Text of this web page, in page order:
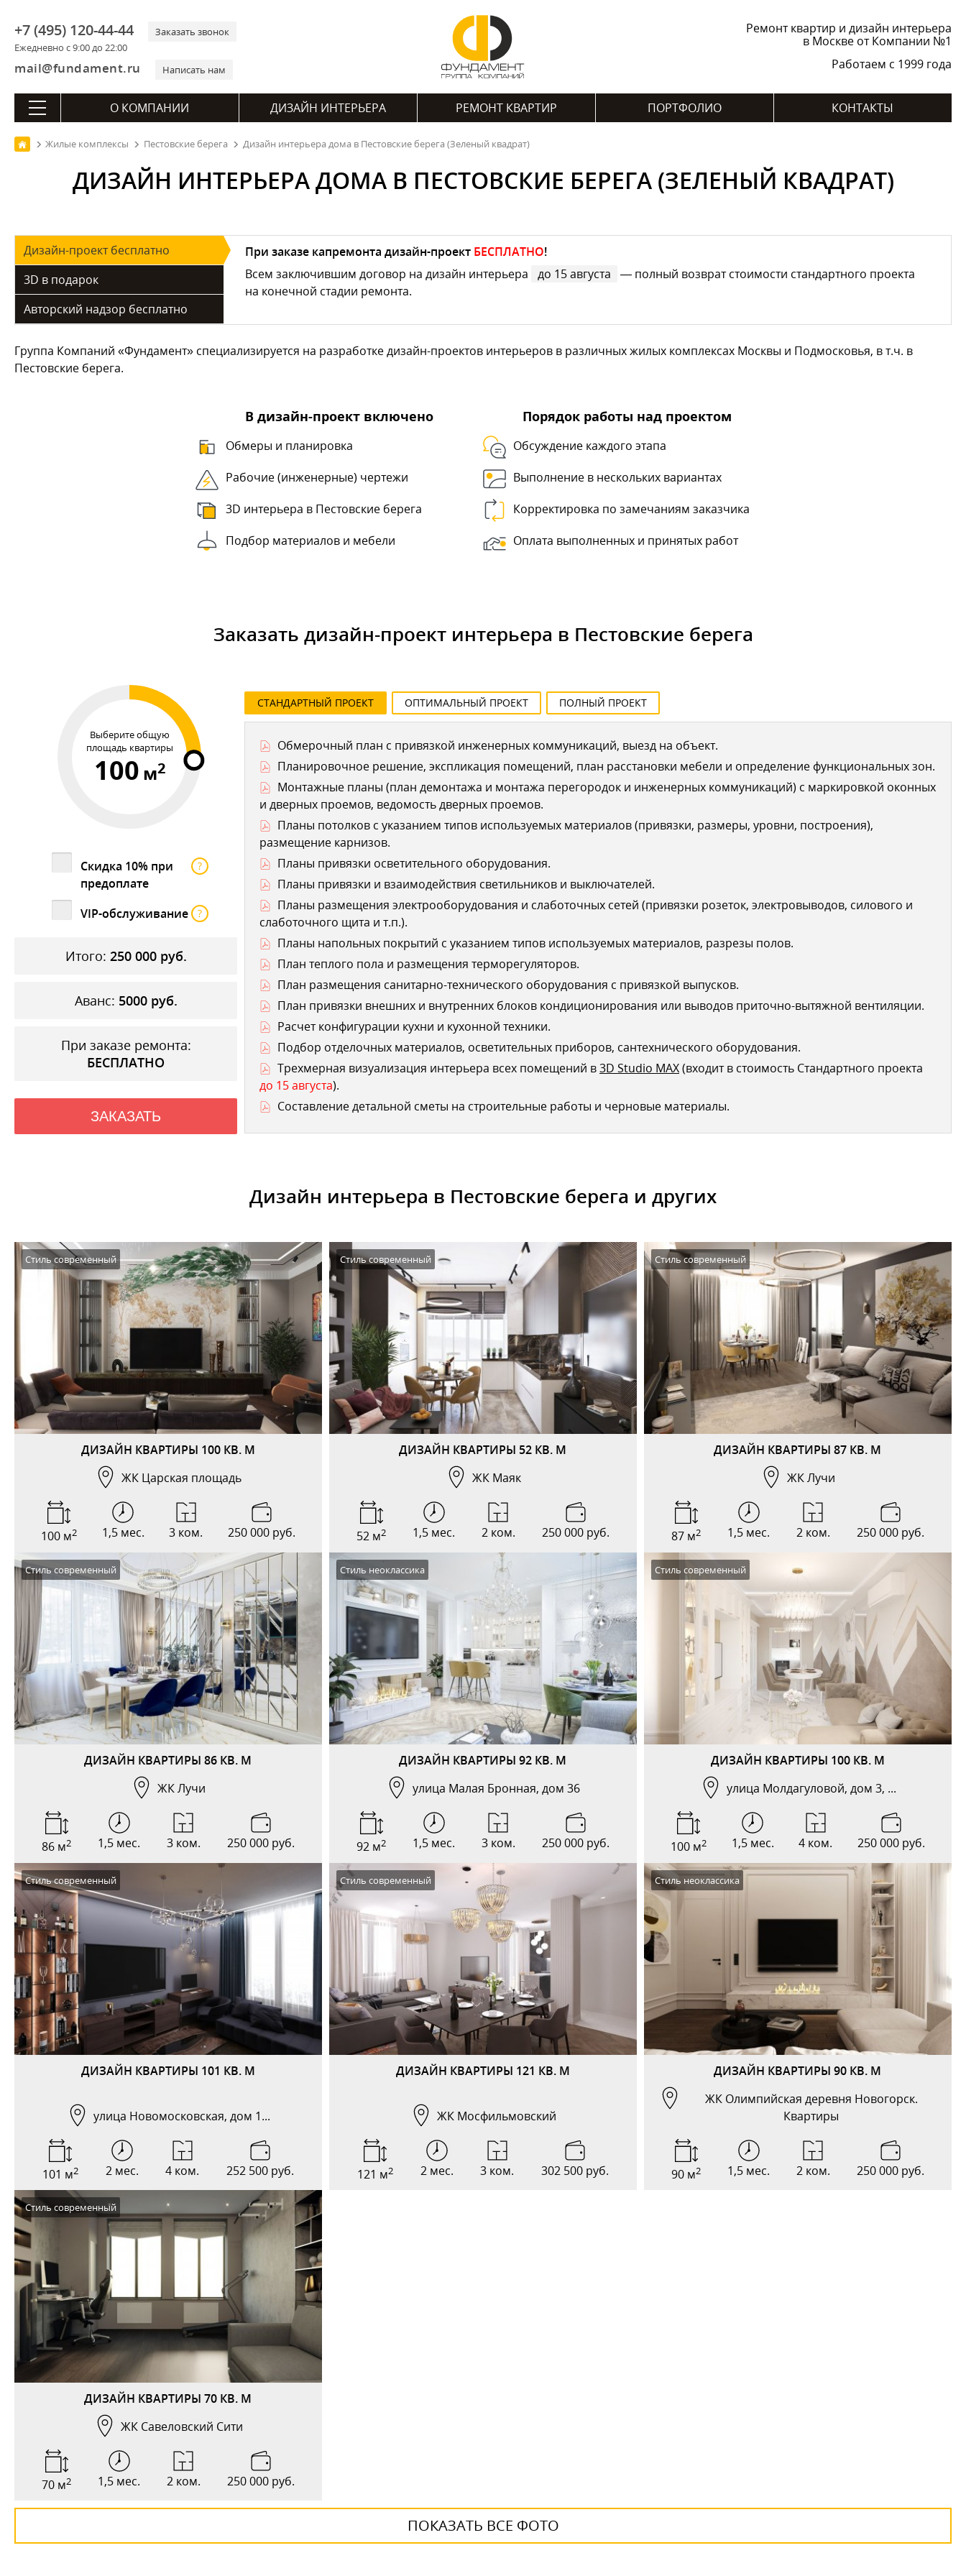
+7 (495) 120-44-44
Ежедневно с 9:00 до 22:00
Заказать звонок
mail@fundament.ru Написать нам
Ремонт квартир и дизайн интерьера
в Москве от Компании №1
Работаем с 1999 года
О КОМПАНИИ ДИЗАЙН ИНТЕРЬЕРА РЕМОНТ КВАРТИР ПОРТФОЛИО КОНТАКТЫ
Жилые комплексы Пестовские берега Дизайн интерьера дома в Пестовские берега (Зеленый квадрат)
ДИЗАЙН ИНТЕРЬЕРА ДОМА В ПЕСТОВСКИЕ БЕРЕГА (ЗЕЛЕНЫЙ КВАДРАТ)
Дизайн-проект бесплатно
3D в подарок
Авторский надзор бесплатно
При заказе капремонта дизайн-проект БЕСПЛАТНО!
Всем заключившим договор на дизайн интерьера
до 15 августа
— полный возврат стоимости стандартного проекта
на конечной стадии ремонта.
Группа Компаний «Фундамент» специализируется на разработке дизайн-проектов интерьеров в различных жилых комплексах Москвы и Подмосковья, в т.ч. в
Пестовские берега.
В дизайн-проект включено
Обмеры и планировка
Рабочие (инженерные) чертежи
3D интерьера в Пестовские берега
Подбор материалов и мебели
Порядок работы над проектом
Обсуждение каждого этапа
Выполнение в нескольких вариантах
Корректировка по замечаниям заказчика
Оплата выполненных и принятых работ
Заказать дизайн-проект интерьера в Пестовские берега
Выберите общую
площадь квартиры
100 м2
Скидка 10% при
предоплате
?
VIP-обслуживание ?
Итого: 250 000 руб.
Аванс: 5000 руб.
При заказе ремонта:
БЕСПЛАТНО
ЗАКАЗАТЬ
СТАНДАРТНЫЙ ПРОЕКТ ОПТИМАЛЬНЫЙ ПРОЕКТ ПОЛНЫЙ ПРОЕКТ
Обмерочный план с привязкой инженерных коммуникаций, выезд на объект.
Планировочное решение, экспликация помещений, план расстановки мебели и определение функциональных зон.
Монтажные планы (план демонтажа и монтажа перегородок и инженерных коммуникаций) с маркировкой оконных
и дверных проемов, ведомость дверных проемов.
Планы потолков с указанием типов используемых материалов (привязки, размеры, уровни, построения),
размещение карнизов.
Планы привязки осветительного оборудования.
Планы привязки и взаимодействия светильников и выключателей.
Планы размещения электрооборудования и слаботочных сетей (привязки розеток, электровыводов, силового и
слаботочного щита и т.п.).
Планы напольных покрытий с указанием типов используемых материалов, разрезы полов.
План теплого пола и размещения терморегуляторов.
План размещения санитарно-технического оборудования с привязкой выпусков.
План привязки внешних и внутренних блоков кондиционирования или выводов приточно-вытяжной вентиляции.
Расчет конфигурации кухни и кухонной техники.
Подбор отделочных материалов, осветительных приборов, сантехнического оборудования.
Трехмерная визуализация интерьера всех помещений в3D Studio MAX(входит в стоимость Стандартного проекта
до 15 августа).
Составление детальной сметы на строительные работы и черновые материалы.
Дизайн интерьера в Пестовские берега и других
ДИЗАЙН КВАРТИРЫ 100 КВ. М
ЖК Царская площадь
Стиль современный
100 м2 1,5 мес. 3 ком. 250 000 руб.
ДИЗАЙН КВАРТИРЫ 52 КВ. М
ЖК Маяк
Стиль современный
52 м2 1,5 мес. 2 ком. 250 000 руб.
ДИЗАЙН КВАРТИРЫ 87 КВ. М
ЖК Лучи
Стиль современный
87 м2 1,5 мес. 2 ком. 250 000 руб.
ДИЗАЙН КВАРТИРЫ 86 КВ. М
ЖК Лучи
Стиль современный
86 м2 1,5 мес. 3 ком. 250 000 руб.
ДИЗАЙН КВАРТИРЫ 92 КВ. М
улица Малая Бронная, дом 36
Стиль неоклассика
92 м2 1,5 мес. 3 ком. 250 000 руб.
ДИЗАЙН КВАРТИРЫ 100 КВ. М
улица Молдагуловой, дом 3, ...
Стиль современный
100 м2 1,5 мес. 4 ком. 250 000 руб.
ДИЗАЙН КВАРТИРЫ 101 КВ. М
улица Новомосковская, дом 1...
Стиль современный
101 м2 2 мес. 4 ком. 252 500 руб.
ДИЗАЙН КВАРТИРЫ 121 КВ. М
ЖК Мосфильмовский
Стиль современный
121 м2 2 мес. 3 ком. 302 500 руб.
ДИЗАЙН КВАРТИРЫ 90 КВ. М
ЖК Олимпийская деревня Новогорск.
Квартиры
Стиль неоклассика
90 м2 1,5 мес. 2 ком. 250 000 руб.
ДИЗАЙН КВАРТИРЫ 70 КВ. М
ЖК Савеловский Сити
Стиль современный
70 м2 1,5 мес. 2 ком. 250 000 руб.
ПОКАЗАТЬ ВСЕ ФОТО